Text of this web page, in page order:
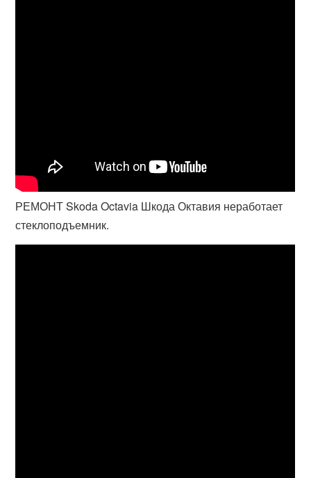
РЕМОНТ Skoda Octavia Шкода Октавия неработает
стеклоподъемник.